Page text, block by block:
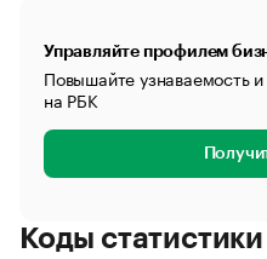
Управляйте профилем
Повышайте узнаваемость
на РБК
Коды статистики